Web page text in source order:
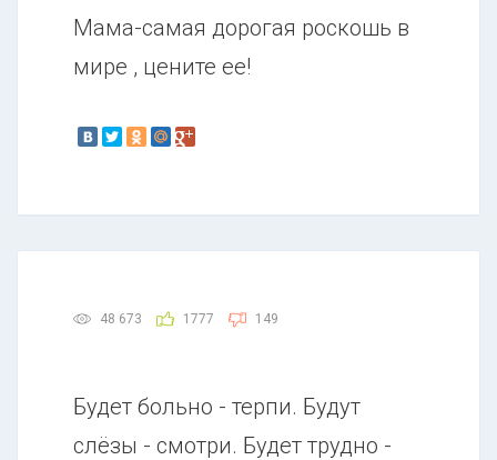
Мама-самая дорогая роскошь в
мире , цените ее!
48 673 1777 149
Будет больно - терпи. Будут
слёзы - смотри. Будет трудно -